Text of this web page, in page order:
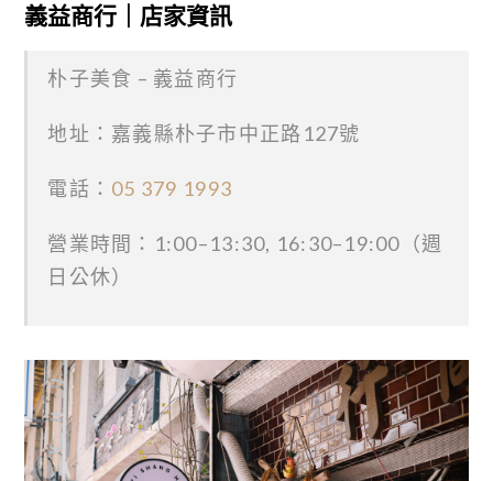
義益商行｜店家資訊
朴子美食 – 義益商行
地址：嘉義縣朴子市中正路127號
電話： 05 379 1993
營業時間：1:00–13:30, 16:30–19:00（週
日公休）